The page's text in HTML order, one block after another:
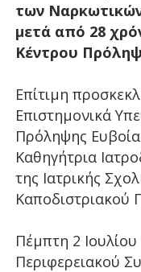
των
μετά από 28
Κέντρου
Επίτιμη
Επιστημονικά
Πρόληψης
Καθηγήτρια
της Ιατρικής
Καποδιστριακού
Πέμπτη 2
Περιφερειακού